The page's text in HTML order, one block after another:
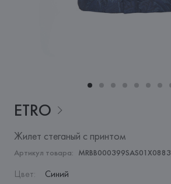
ETRO
Жилет стеганый с принтом
Артикул товара: MRBB000399SAS01X0883
Цвет: Синий